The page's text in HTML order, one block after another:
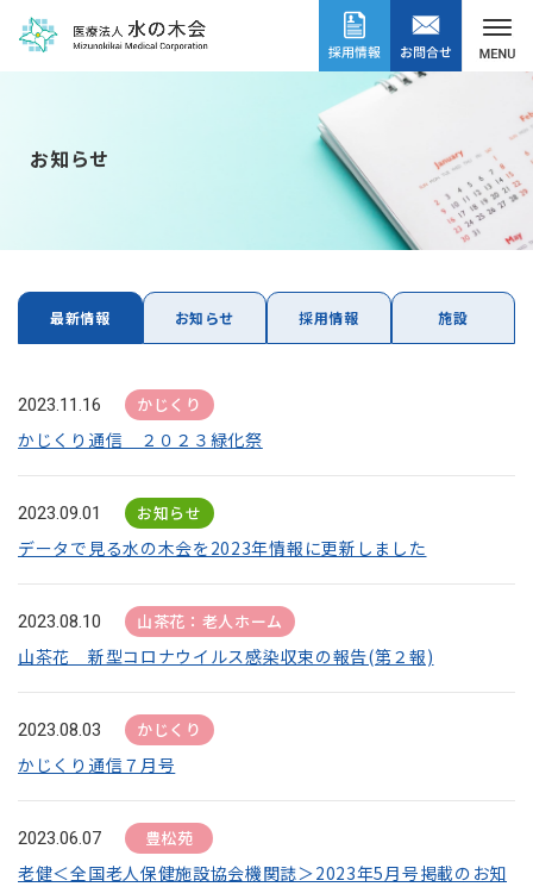
お知らせ
最新情報 お知らせ 採用情報 施設
2023.11.16 かじくり
かじくり通信 ２０２３緑化祭
2023.09.01 お知らせ
データで見る水の木会を2023年情報に更新しました
2023.08.10 山茶花：老人ホーム
山茶花 新型コロナウイルス感染収束の報告(第２報)
2023.08.03 かじくり
かじくり通信７月号
2023.06.07 豊松苑
老健＜全国老人保健施設協会機関誌＞2023年5月号掲載のお知